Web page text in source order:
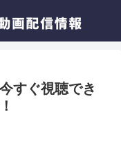
すぐ視聴でき